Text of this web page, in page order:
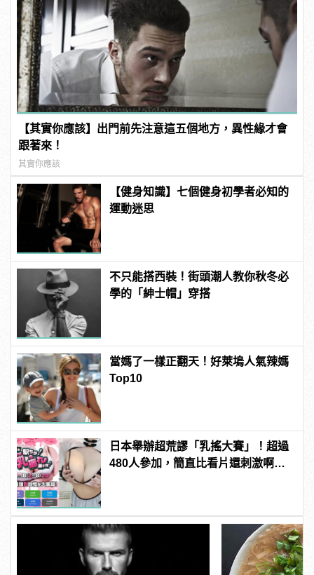
【其實你應該】出門前先注意這五個地方，異性緣才會
跟著來！
其實你應該
【健身知識】七個健身初學者必知的
運動迷思
不只能搭西裝！街頭潮人教你秋冬必
學的「紳士帽」穿搭
當媽了一樣正翻天！好萊塢人氣辣媽
Top10
日本舉辦超荒謬「乳搖大賽」！超過
480人參加，簡直比看片還刺激啊！ |